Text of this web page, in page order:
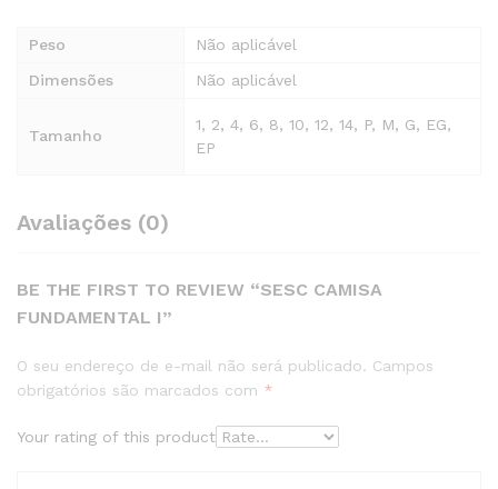
Peso
Não aplicável
Dimensões
Não aplicável
Tamanho
1, 2, 4, 6, 8, 10, 12, 14, P, M, G, EG,
EP
Avaliações (0)
BE THE FIRST TO REVIEW “SESC CAMISA
FUNDAMENTAL I”
O seu endereço de e-mail não será publicado. Campos
obrigatórios são marcados com *
Your rating of this product